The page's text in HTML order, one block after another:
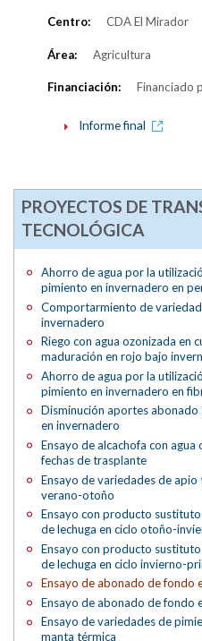
Centro: CDA El Mirador
Área: Agricultura
Financiación: Financiado
Informe final
PROYECTOS DE
TECNOLÓGICA
Ahorro de agua por la
pimiento en invernadero en
Comportarmiento de
invernadero
Riego con agua ozonizada en
maduración en rojo bajo
Ahorro de agua por la
pimiento en invernadero en
Disminución aportes
en invernadero
Ensayo de alcachofa con
fechas de trasplante
Ensayo de variedades de
verano-otoño
Ensayo con producto
de lechuga en ciclo otoño-
Ensayo con producto
de lechuga en ciclo invierno-
Ensayo de abonado de fondo
Ensayo de abonado de fondo
Ensayo de variedades de
manta térmica